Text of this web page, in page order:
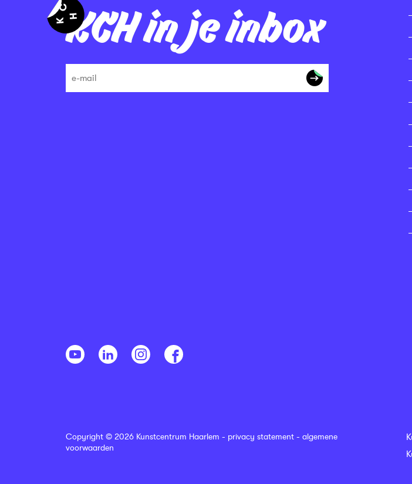
KCH in je inbox
Copyright © 2026 Kunstcentrum Haarlem - privacy statement - algemene
voorwaarden